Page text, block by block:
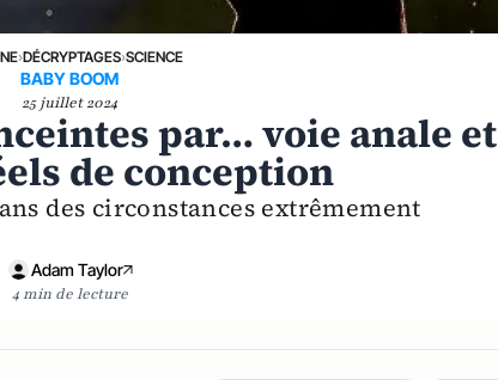
›DÉCRYPTAGES›SCIENCE
BABY BOOM
25 juillet 2024
par… voie anale et
de conception
des circonstances extrêmement
Adam Taylor
4 min de lecture